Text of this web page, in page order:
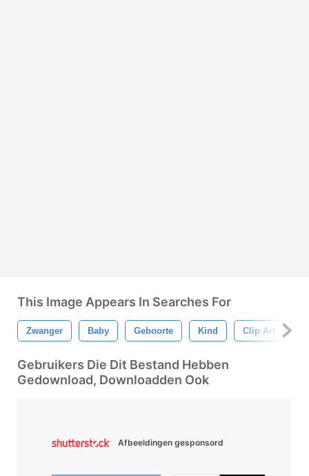
This Image Appears In Searches For
Zwanger Baby Geboorte Kind Clip Art
Gebruikers Die Dit Bestand Hebben
Gedownload, Downloadden Ook
Afbeeldingen gesponsord